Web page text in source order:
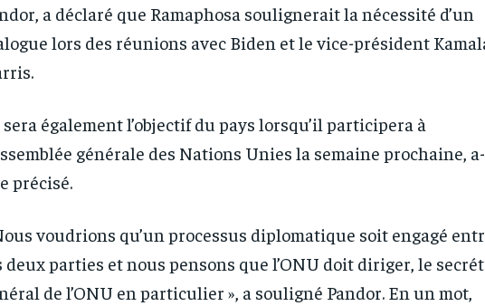
RECOMMENDED
1-YEAR
1-
RECOMMENDED
1-YEAR
1-
a déclaré que Ramaphosa soulignerait la nécessité d’un
lors des réunions avec Biden et le vice-président
sera également l’objectif du pays lorsqu’il participera à
générale des Nations Unies la semaine prochaine,
précisé.
voudrions qu’un processus diplomatique soit engagé
deux parties et nous pensons que l’ONU doit diriger, le
de l’ONU en particulier », a souligné Pandor. En un mot,